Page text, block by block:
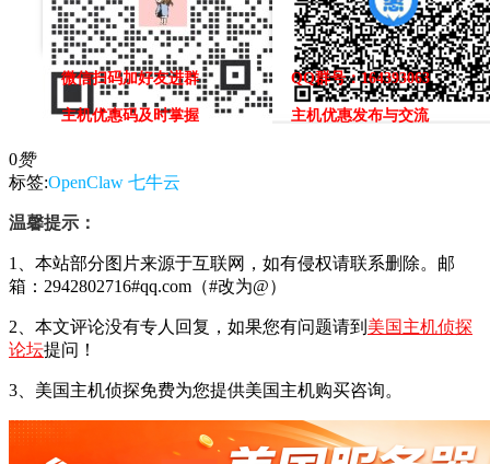
微信扫码加好友进群
主机优惠码及时掌握
QQ群号：164393063
主机优惠发布与交流
0赞
标签:OpenClaw 七牛云
温馨提示：
1、本站部分图片来源于互联网，如有侵权请联系删除。邮
箱：2942802716#qq.com（#改为@）
2、本文评论没有专人回复，如果您有问题请到 美国主机侦探
论坛提问！
3、美国主机侦探免费为您提供美国主机购买咨询。